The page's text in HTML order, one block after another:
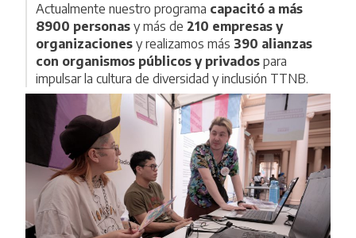
Actualmente nuestro programa capacitó a más
8900 personas y más de 210 empresas y
organizaciones y realizamos más 390 alianzas
con organismos públicos y privadospara
impulsar la cultura de diversidad y inclusión TTNB.